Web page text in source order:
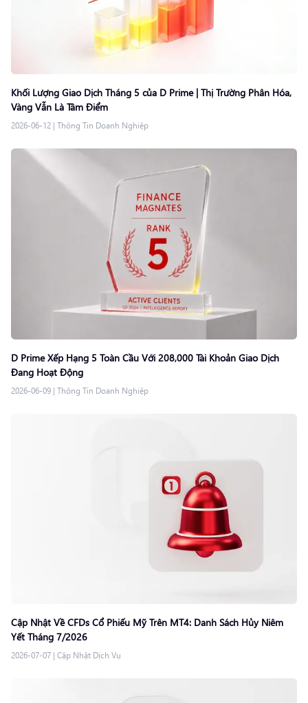
Khối Lượng Giao Dịch Tháng 5 của D Prime | Thị Trường Phân Hóa,
Vàng Vẫn Là Tâm Điểm
2026-06-12 | Thông Tin Doanh Nghiệp
D Prime Xếp Hạng 5 Toàn Cầu Với 208,000 Tài Khoản Giao Dịch
Đang Hoạt Động
2026-06-09 | Thông Tin Doanh Nghiệp
Cập Nhật Về CFDs Cổ Phiếu Mỹ Trên MT4: Danh Sách Hủy Niêm
Yết Tháng 7/2026
2026-07-07 | Cập Nhật Dịch Vụ